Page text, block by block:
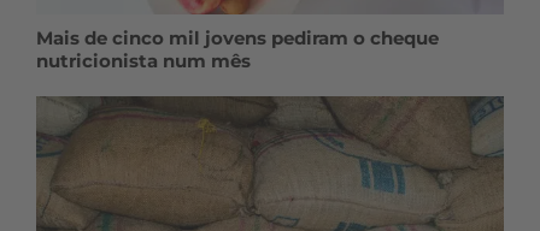
Mais de cinco mil jovens pediram o cheque
nutricionista num mês